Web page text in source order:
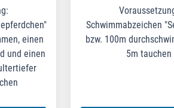
einen
und einen
Schwimmabzeichen
bzw. 100m
5m tauchen